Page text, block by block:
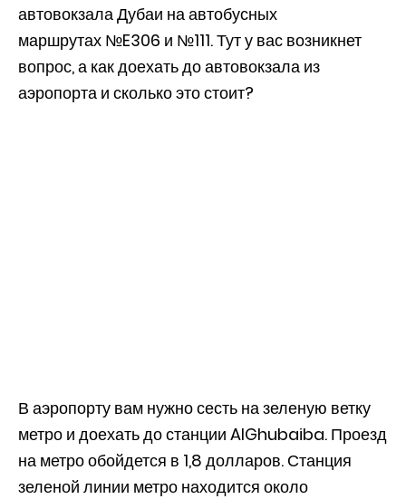
автовокзала Дубаи на автобусных
маршрутах №E306 и №111. Тут у вас возникнет
вопрос, а как доехать до автовокзала из
аэропорта и сколько это стоит?
В аэропорту вам нужно сесть на зеленую ветку
метро и доехать до станции AlGhubaiba. Проезд
на метро обойдется в 1,8 долларов. Станция
зеленой линии метро находится около